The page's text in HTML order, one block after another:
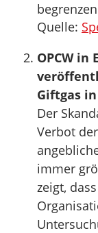
Quelle:
OPCW in
Giftgas
Der
Verbot
immer
zeigt,